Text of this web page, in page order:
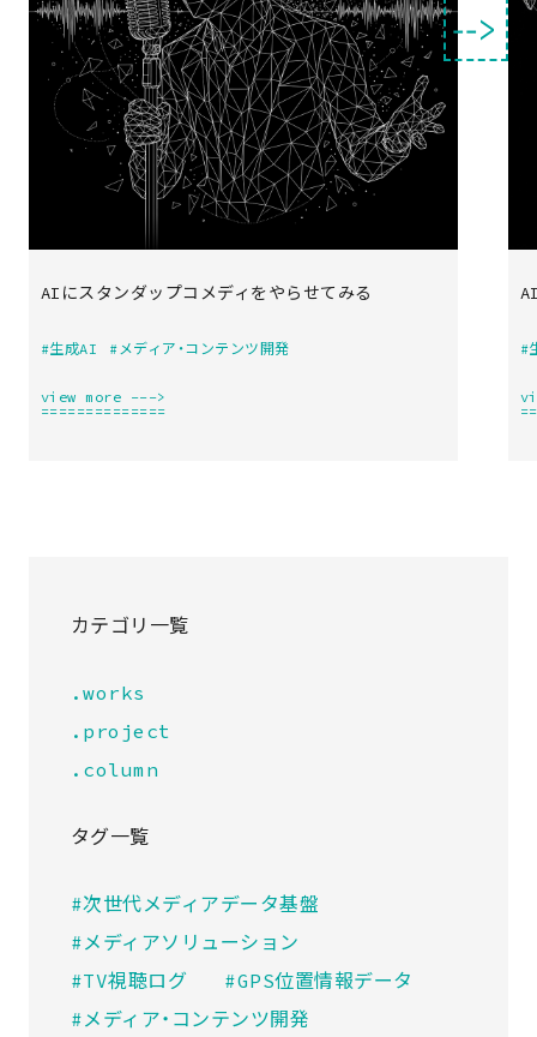
‑‑>
AIにスタンダップコメディをやらせてみる
#生成AI #メディア・コンテンツ開発
view more --->
==============
#
カテゴリ一覧
.works
.project
.column
タグ一覧
#次世代メディアデータ基盤
#メディアソリューション
#TV視聴ログ
#GPS位置情報データ
#メディア・コンテンツ開発